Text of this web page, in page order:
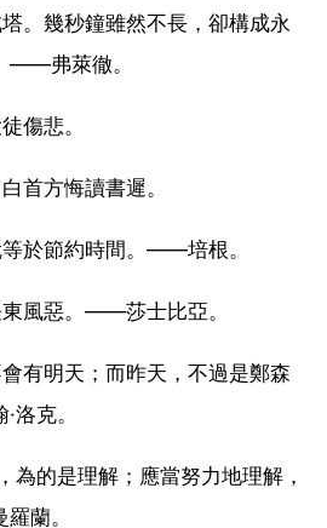
。幾秒鐘雖然不長，卻構成永
——弗萊徹。
傷悲。
首方悔讀書遲。
於節約時間。——培根。
風惡。——莎士比亞。
有明天；而昨天，不過是鄭森
克。
為的是理解；應當努力地理解，
蘭。